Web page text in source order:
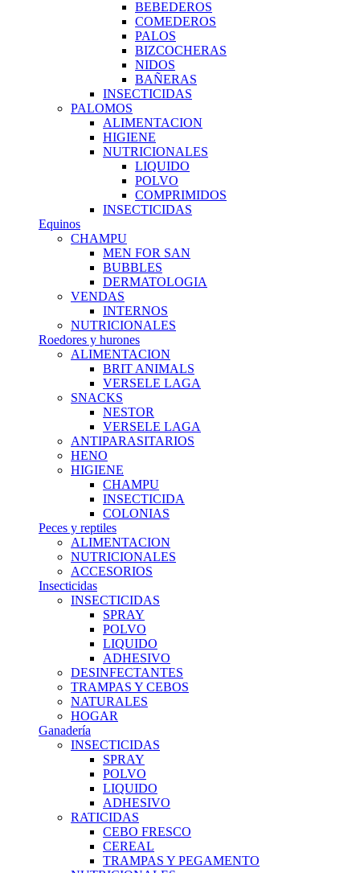
BEBEDEROS
COMEDEROS
PALOS
BIZCOCHERAS
NIDOS
BAÑERAS
INSECTICIDAS
PALOMOS
ALIMENTACION
HIGIENE
NUTRICIONALES
LIQUIDO
POLVO
COMPRIMIDOS
INSECTICIDAS
Equinos
CHAMPU
MEN FOR SAN
BUBBLES
DERMATOLOGIA
VENDAS
INTERNOS
NUTRICIONALES
Roedores y hurones
ALIMENTACION
BRIT ANIMALS
VERSELE LAGA
SNACKS
NESTOR
VERSELE LAGA
ANTIPARASITARIOS
HENO
HIGIENE
CHAMPU
INSECTICIDA
COLONIAS
Peces y reptiles
ALIMENTACION
NUTRICIONALES
ACCESORIOS
Insecticidas
INSECTICIDAS
SPRAY
POLVO
LIQUIDO
ADHESIVO
DESINFECTANTES
TRAMPAS Y CEBOS
NATURALES
HOGAR
Ganadería
INSECTICIDAS
SPRAY
POLVO
LIQUIDO
ADHESIVO
RATICIDAS
CEBO FRESCO
CEREAL
TRAMPAS Y PEGAMENTO